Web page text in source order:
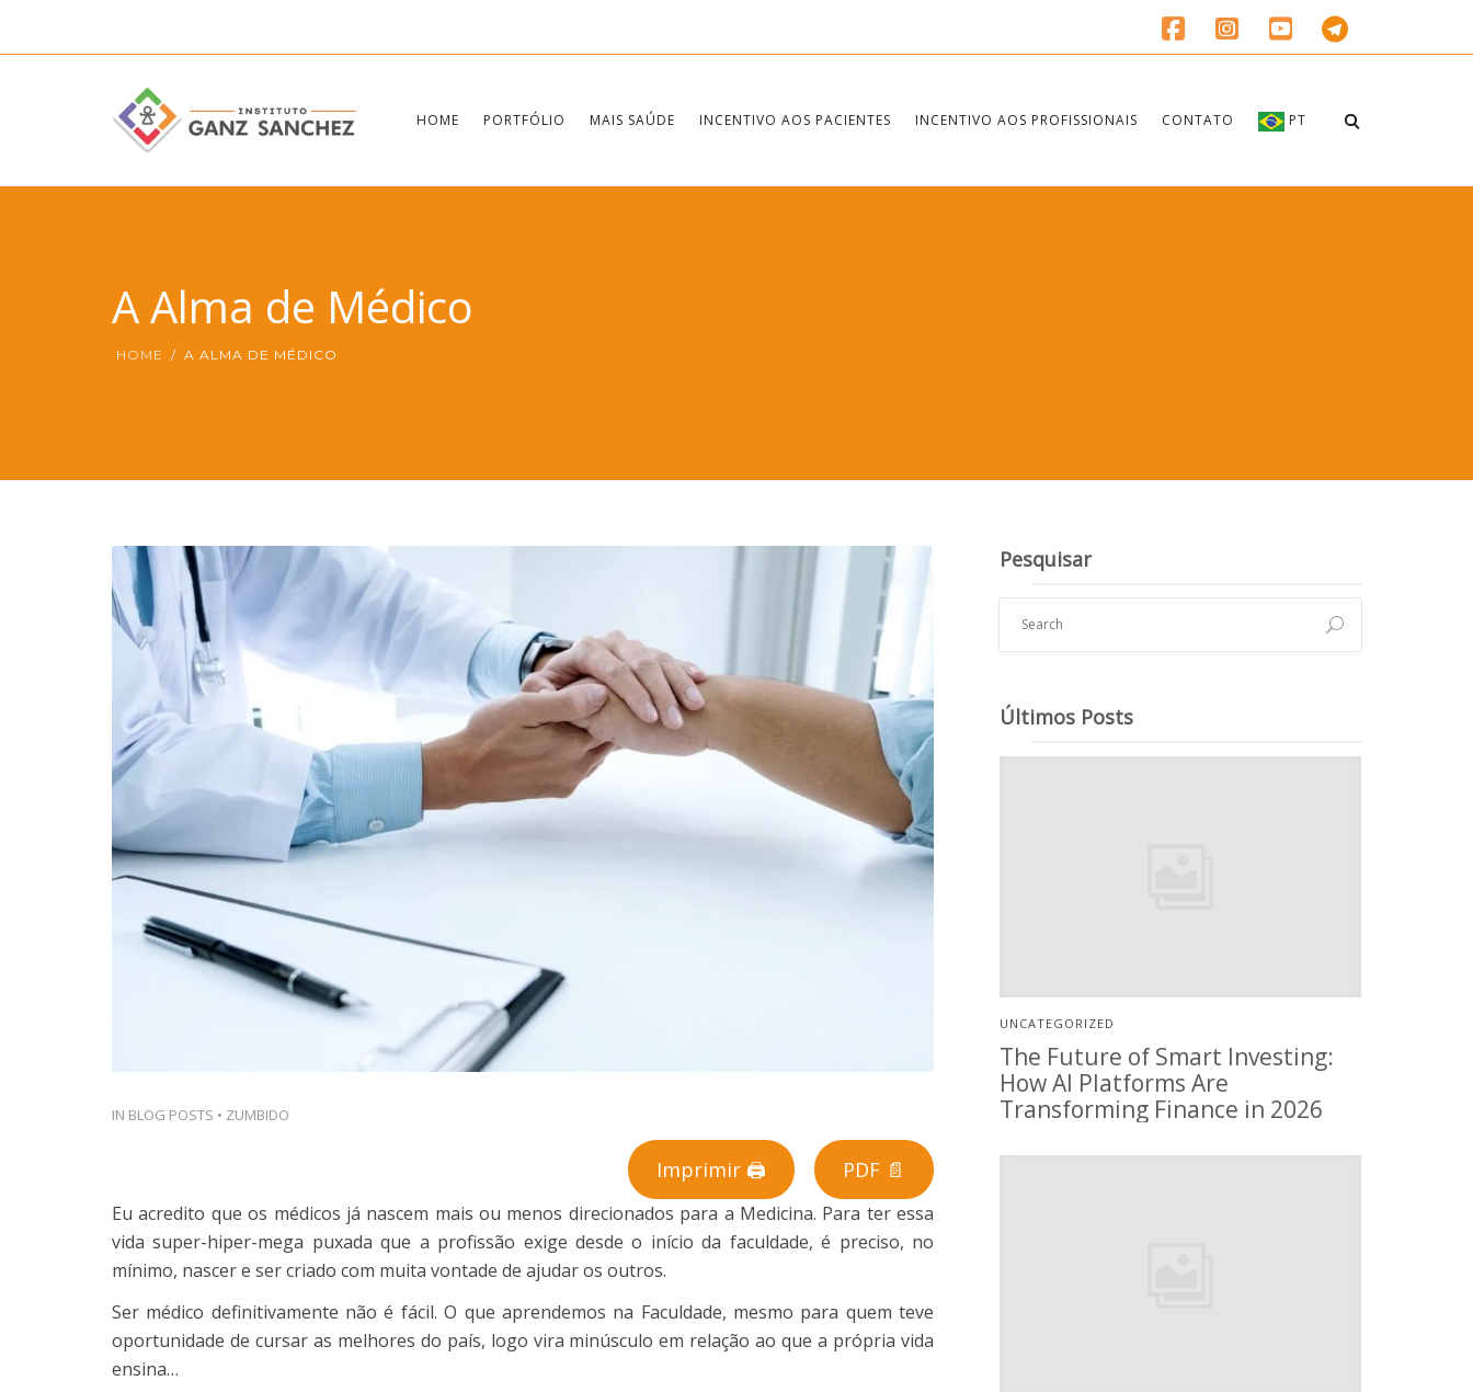
HOME PORTFÓLIO MAIS SAÚDE INCENTIVO AOS PACIENTES INCENTIVO AOS PROFISSIONAIS CONTATO PT
A Alma de Médico
HOME A ALMA DE MÉDICO
IN BLOG POSTS • ZUMBIDO
Imprimir 🖨 PDF 📄
Eu acredito que os médicos já nascem mais ou menos direcionados para a Medicina. Para ter essa
vida super-hiper-mega puxada que a profissão exige desde o início da faculdade, é preciso, no
mínimo, nascer e ser criado com muita vontade de ajudar os outros.
Ser médico definitivamente não é fácil. O que aprendemos na Faculdade, mesmo para quem teve
oportunidade de cursar as melhores do país, logo vira minúsculo em relação ao que a própria vida
ensina…
Pesquisar
Últimos Posts
UNCATEGORIZED
The Future of Smart Investing:
How AI Platforms Are
Transforming Finance in 2026